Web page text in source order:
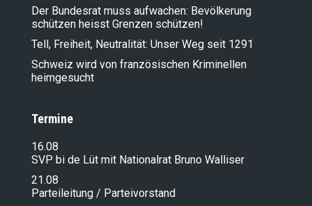
Der Bundesrat muss aufwachen: Bevölkerung
schützen heisst Grenzen schützen!
Tell, Freiheit, Neutralität: Unser Weg seit 1291
Schweiz wird von französischen Kriminellen
heimgesucht
Termine
16.08
SVP bi de Lüt mit Nationalrat Bruno Walliser
21.08
Parteileitung / Parteivorstand